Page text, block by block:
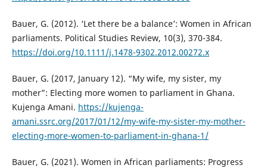
Bauer, G. (2012). ‘Let there be a balance’: Women in African
parliaments. Political Studies Review, 10(3), 370-384.
https://doi.org/10.1111/j.1478-9302.2012.00272.x
Bauer, G. (2017, January 12). “My wife, my sister, my
mother”: Electing more women to parliament in Ghana.
Kujenga Amani. https://kujenga-
amani.ssrc.org/2017/01/12/my-wife-my-sister-my-mother-
electing-more-women-to-parliament-in-ghana-1/
Bauer, G. (2021). Women in African parliaments: Progress